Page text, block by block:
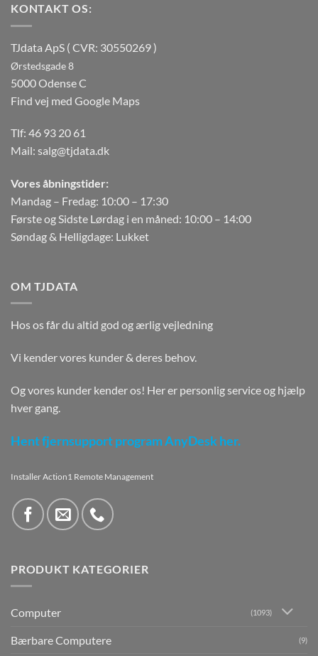
KONTAKT OS:
TJdata ApS ( CVR: 30550269 )
Ørstedsgade 8
5000 Odense C
Find vej med Google Maps
Tlf: 46 93 20 61
Mail: salg@tjdata.dk
Vores åbningstider:
Mandag – Fredag: 10:00 – 17:30
Første og Sidste Lørdag i en måned: 10:00 – 14:00
Søndag & Helligdage: Lukket
OM TJDATA
Hos os får du altid god og ærlig vejledning
Vi kender vores kunder & deres behov.
Og vores kunder kender os! Her er personlig service og hjælp
hver gang.
Hent fjernsupport program AnyDesk her.
Installer Action1 Remote Management
PRODUKT KATEGORIER
Computer (1093)
Bærbare Computere (9)